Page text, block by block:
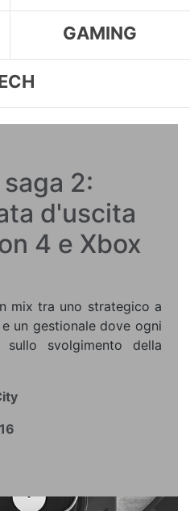
GAMING
2:
d'uscita
4 e Xbox
mix tra uno strategico a
un gestionale dove ogni
svolgimento della